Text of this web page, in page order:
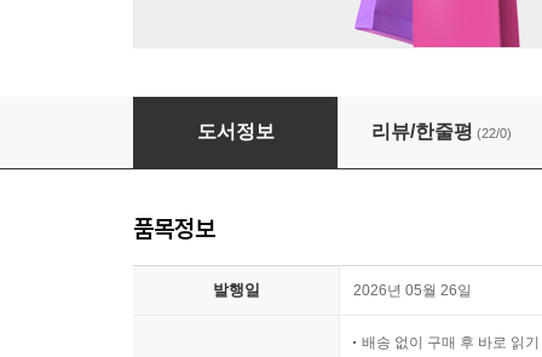
알고 보면 더 잘 보이는 단위 도감
도서정보 리뷰/한줄평 (22/0)
품목정보
발행일 2026년 05월 26일
배송 없이 구매 후 바로 읽기